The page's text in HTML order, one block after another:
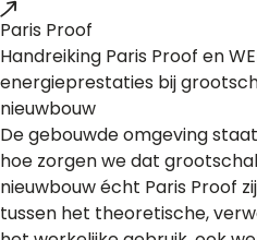
Paris Proof
Handreiking Paris Proof en
energieprestaties bij
nieuwbouw
De gebouwde omgeving
hoe zorgen we dat
nieuwbouw écht Paris Proof
tussen het theoretische,